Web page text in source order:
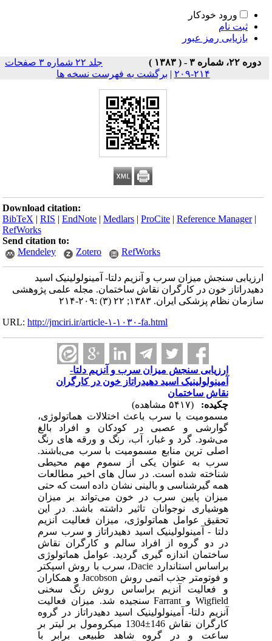
ورود خودکار
ثبت نام
بازیابی رمز عبور
دوره ۲۲، شماره ۳ - ( ۱۳۸۳ )
جلد ۲۲ شماره ۳ صفحات
۲۱۴-۲۰۹
| برگشت به فهرست نسخه ها
Download citation:
BibTeX |RIS |EndNote |Medlars |ProCite |Reference Manager
RefWorks
Send citation to:
Mendeley
Zotero RefWorks
ارزیابی سنجش میزان سرب و آنزیم دلتا- آمینولولینیک اسید
دهیدراتاز خون در کارگران نقاش ساختمان. مجله علمی پژوهشی
سازمان نظام پزشکی ایران. ۱۳۸۳; ۲۲ (۳) :۲۰۹-۲۱۴
URL:http://jmciri.ir/article-۱-۱۰۳۰-fa.html
ارزیابی سنجش میزان سرب و آنزیم دلتا-
آمینولولینیک اسید دهیدراتاز خون در کارگران
نقاش ساختمان
چکیده:
مسمومیت با سرب باعث اختلالات هماتولوژی،
گوارشی و عصبی در کودکان و افراد بالغ
می‌شود. گرد و غبار، آب، رنگ و ورقه ‌های رنگ
اصلی ‌ترین منابع مسمومیت با سرب می‌باشند.
سرب به عنوان یکی از سموم مهم محیطی
شناخته شده است. در سال ‌های اخیر مطالعات
همه گیرشناسی و بالینی نشان داده است که حتی
میزان پایین سرب در خون می‌تواند بر میزان
هوشیاری نوجوانان تاثیر داشته باشد. در این
تحقیق عوامل هماتولوژی، میزان فعالیت آنزیم
دلتا - آمینولولینیک اسید دهیدراتاز و سرب سرم
در دو گروه از افراد سالم و کارگران نقاش
ساختمان اندازه ‌گیری گردید. عوامل هماتولوژی
براساس استاندارد Dacie، سرب با روش اسپکتر
و فوتومتر جذب اتمی روش Jacobson و همکاران
و فعالیت آنزیم براساس روش رنگ سخنی
Wigfield و Farrant سنجیده شد. میزان فعالیت
آنزیم دلتا- آمینولولینیک اسید دهیدراتاز در گروه
کارگران نقاش 146±1304 میکرومول بر لیتر بر
ساعت و در گروه شاهد طبیعی برابر با